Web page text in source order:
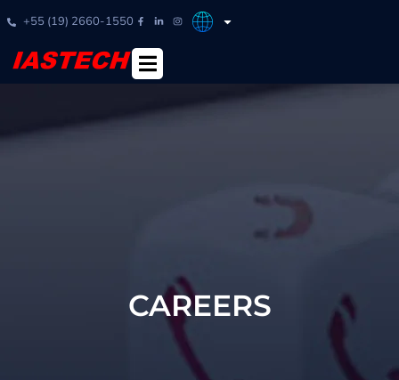
+55 (19) 2660-1550
CAREERS